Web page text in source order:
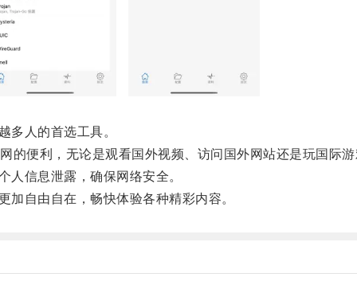
人的首选工具。
利，无论是观看国外视频、访问国外网站还是玩国际游
信息泄露，确保网络安全。
自由自在，畅快体验各种精彩内容。